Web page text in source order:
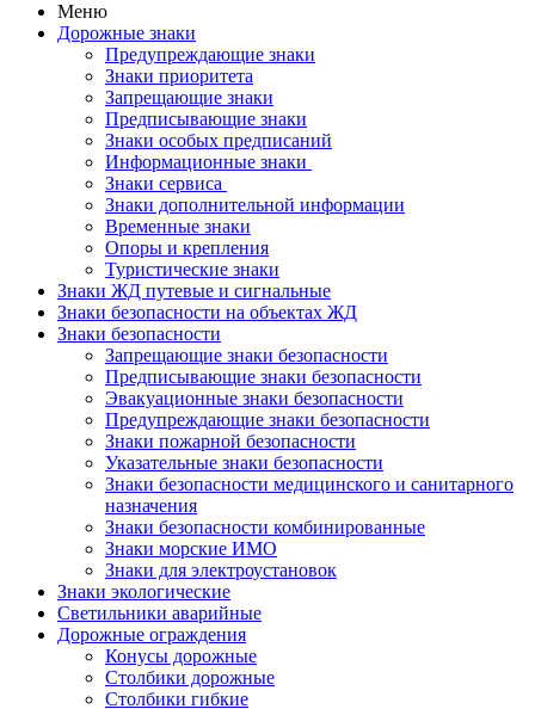
Меню
Дорожные знаки
Предупреждающие знаки
Знаки приоритета
Запрещающие знаки
Предписывающие знаки
Знаки особых предписаний
Информационные знаки
Знаки сервиса
Знаки дополнительной информации
Временные знаки
Опоры и крепления
Туристические знаки
Знаки ЖД путевые и сигнальные
Знаки безопасности на объектах ЖД
Знаки безопасности
Запрещающие знаки безопасности
Предписывающие знаки безопасности
Эвакуационные знаки безопасности
Предупреждающие знаки безопасности
Знаки пожарной безопасности
Указательные знаки безопасности
Знаки безопасности медицинского и санитарного
назначения
Знаки безопасности комбинированные
Знаки морские ИМО
Знаки для электроустановок
Знаки экологические
Светильники аварийные
Дорожные ограждения
Конусы дорожные
Столбики дорожные
Столбики гибкие